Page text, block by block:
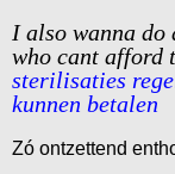
I also wanna do
who cant afford
sterilisaties
kunnen betalen
Zó ontzettend